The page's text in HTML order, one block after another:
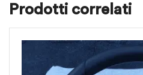
Prodotti correlati